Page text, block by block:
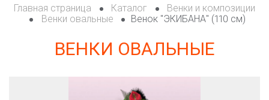
Главная страница Каталог
Венки и композиции
Венки овальные
Венок "ЭКИБАНА" (110 см)
ВЕНКИ ОВАЛЬНЫЕ